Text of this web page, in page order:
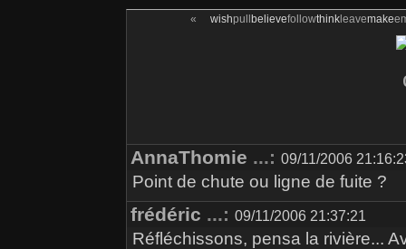
« wishpull believefollowthinkleavemake
AnnaThomie ...: 09/11/2006
Point de chute ou ligne de fuite ?
frédéric ...: 09/11/2006 21:37:21
Réfléchissons, pensa la rivière...